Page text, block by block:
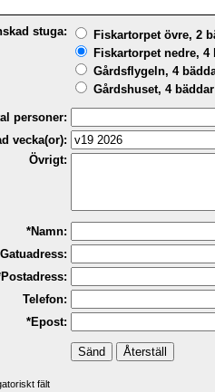
stuga:
Fiskartorpet övre, 2
Fiskartorpet nedre, 4
Gårdsflygeln, 4
Gårdshuset, 4
personer:
vecka(or):
Övrigt:
*Namn:
Telefon:
*Epost:
fält